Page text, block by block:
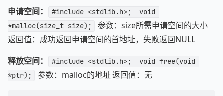
申请空间：
#include <stdlib.h>;  void
*malloc(size_t size);
参数：size所需申请空间的大小
返回值：成功返回申请空间的首地址，失败返回NULL
释放空间：
#include <stdlib.h>;  void free(void
*ptr);
参数：malloc的地址 返回值：无